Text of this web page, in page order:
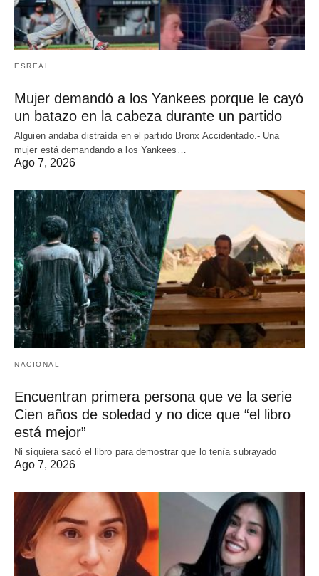
ESREAL
Mujer demandó a los Yankees porque le cayó
un batazo en la cabeza durante un partido
Alguien andaba distraída en el partido Bronx Accidentado.- Una
mujer está demandando a los Yankees…
Ago 7, 2026
NACIONAL
Encuentran primera persona que ve la serie
Cien años de soledad y no dice que “el libro
está mejor”
Ni siquiera sacó el libro para demostrar que lo tenía subrayado
Ago 7, 2026